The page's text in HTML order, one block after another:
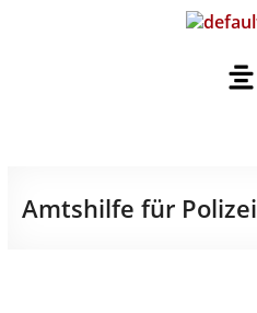
Amtshilfe für Polizei